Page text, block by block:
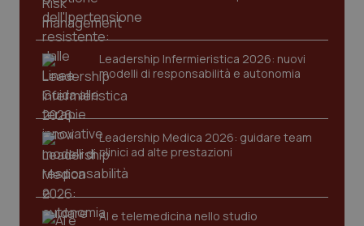
Leadership Infermieristica 2026: nuovi
modelli di responsabilità e autonomia
Leadership Medica 2026: guidare team
clinici ad alte prestazioni
AI e telemedicina nello studio
www.quotidianosanita.it